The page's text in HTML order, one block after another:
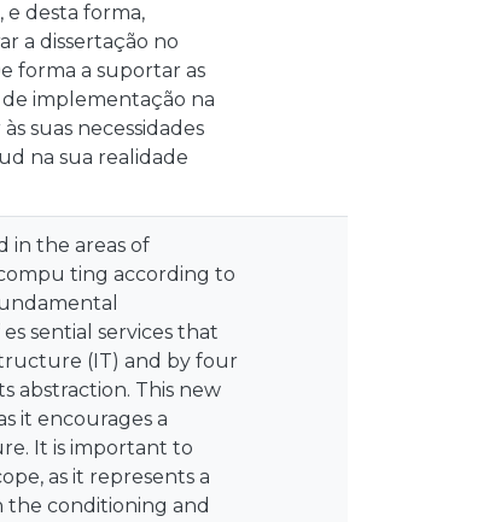
desta forma,
a dissertação no
forma a suportar as
implementação na
suas necessidades
na sua realidade
in the areas of
ting according to
sential services that
(IT) and by four
abstraction. This new
it encourages a
It is important to
as it represents a
the conditioning and